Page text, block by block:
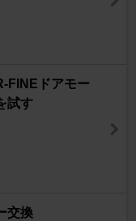
FINEドアモー
試す
交換